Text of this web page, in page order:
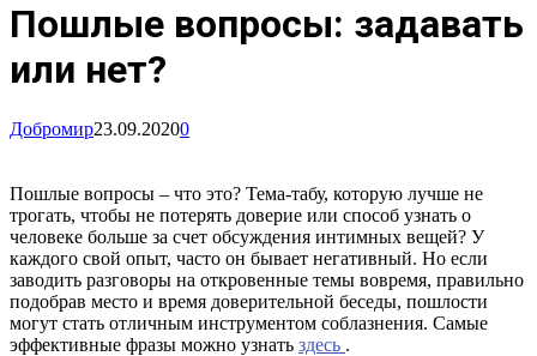
Пошлые вопросы: задавать
или нет?
Добромир23.09.20200
Пошлые вопросы – что это? Тема-табу, которую лучше не
трогать, чтобы не потерять доверие или способ узнать о
человеке больше за счет обсуждения интимных вещей? У
каждого свой опыт, часто он бывает негативный. Но если
заводить разговоры на откровенные темы вовремя, правильно
подобрав место и время доверительной беседы, пошлости
могут стать отличным инструментом соблазнения. Самые
эффективные фразы можно узнать здесь .